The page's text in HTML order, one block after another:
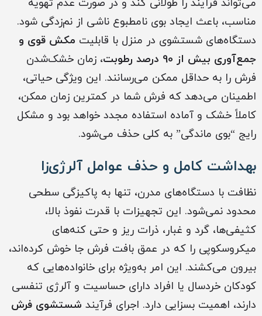
می‌تواند فرآیند را طولانی کند و در صورت عدم تهویه
مناسب، باعث ایجاد بوی نامطبوع ناشی از نم‌زدگی شود.
دستگاه‌های شستشوی در منزل با قابلیت مکش قوی و
جمع‌آوری بیش از 90 درصد رطوبت
، زمان خشک‌شدن
فرش را به حداقل ممکن می‌رسانند. این ویژگی حیاتی،
اطمینان می‌دهد که فرش شما در کمترین زمان ممکن،
کاملاً خشک و آماده استفاده مجدد خواهد بود و مشکل
رایج “بوی ماندگی” به کلی حذف می‌شود.
بهداشت کامل و حذف عوامل آلرژی‌زا
نظافت با دستگاه‌های مدرن، تنها به پاکیزگی سطحی
محدود نمی‌شود. این تجهیزات با قدرت نفوذ بالا،
کثیفی‌ها، گرد و غبار، ذرات ریز و حتی کنه‌های
میکروسکوپی را که در عمق بافت فرش جا خوش کرده‌اند،
بیرون می‌کشند. این امر به‌ویژه برای خانواده‌هایی که
کودکان خردسال یا افراد دارای حساسیت و آلرژی تنفسی
دارند، اهمیت بسزایی دارد. اجرای فرآیند شستشوی فرش